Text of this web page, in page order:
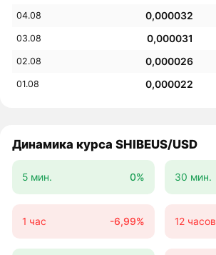
04.08 0,000032
03.08 0,000031
02.08 0,000026
01.08 0,000022
Динамика курса SHIBEUS/USD
5 мин. 0% 30 мин.
1 час -6,99% 12 часов